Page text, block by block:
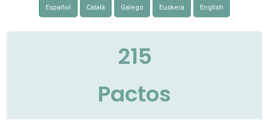
Español Català Galego Euskera English
215
Pactos